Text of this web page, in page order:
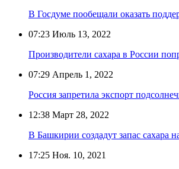
В Госдуме пообещали оказать
07:23 Июль 13, 2022
Производители сахара в России
07:29 Апрель 1, 2022
Россия запретила экспорт
12:38 Март 28, 2022
В Башкирии создадут запас сахара
17:25 Ноя. 10, 2021